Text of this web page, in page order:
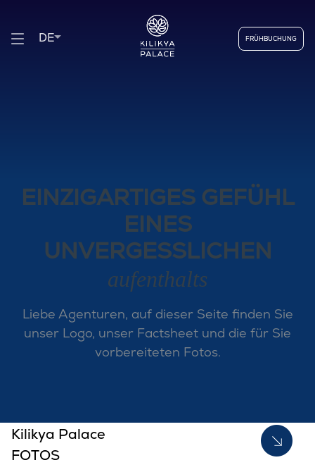
DE FRÜHBUCHUNG
EINZIGARTIGES GEFÜHL
EINES
UNVERGESSLICHEN
aufenthalts
Liebe Agenturen, auf dieser Seite finden Sie
unser Logo, unser Factsheet und die für Sie
vorbereiteten Fotos.
Kilikya Palace
FOTOS